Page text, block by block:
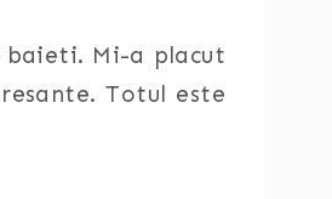
Mi-a placut
Totul este